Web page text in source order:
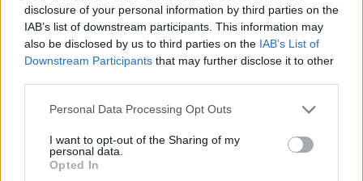
disclosure of your personal information by third parties on the
IAB’s list of downstream participants. This information may
also be disclosed by us to third parties on the IAB’s List of
Downstream Participants that may further disclose it to other
Personal Data Processing Opt Outs
I want to opt-out of the Sharing of my
personal data.
Opted In